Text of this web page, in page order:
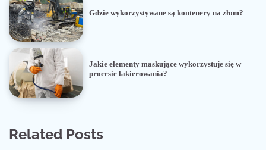
Gdzie wykorzystywane są kontenery na złom?
Jakie elementy maskujące wykorzystuje się w
procesie lakierowania?
Related Posts